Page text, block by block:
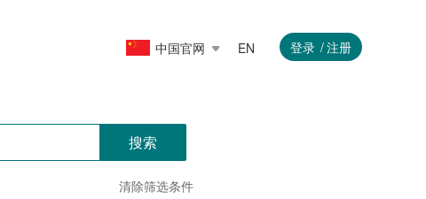
中国官网 EN 登录 注册
搜索
清除筛选条件